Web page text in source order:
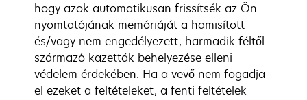
hogy azok automatikusan frissítsék az Ön
nyomtatójának memóriáját a hamisított
és/vagy nem engedélyezett, harmadik féltől
származó kazetták behelyezése elleni
védelem érdekében. Ha a vevő nem fogadja
el ezeket a feltételeket, a fenti feltételek